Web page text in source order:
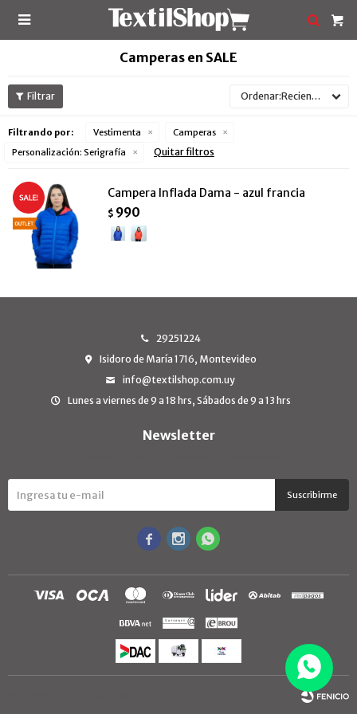

Camperas en SALE
Recientes
Filtrando por: Vestimenta
Camperas
Personalización: Serigrafía Quitar filtros
Campera Inflada Dama - azul francia
$ 990
29251224
Isidoro de María 1716, Montevideo
info@textilshop.com.uy
Lunes a viernes de 9 a 18 hrs, Sábados de 9 a 13 hrs
Newsletter
Suscribirme
  